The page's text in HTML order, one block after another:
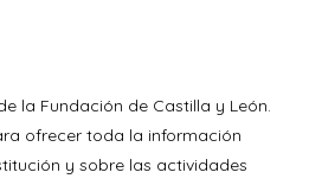
la Fundación de Castilla y León.
ofrecer toda la información
y sobre las actividades